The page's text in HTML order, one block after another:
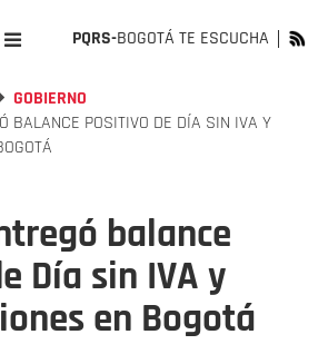
PQRS-BOGOTÁ TE ESCUCHA
GOBIERNO
BALANCE POSITIVO DE DÍA SIN IVA Y
balance
Día sin IVA y
en Bogotá